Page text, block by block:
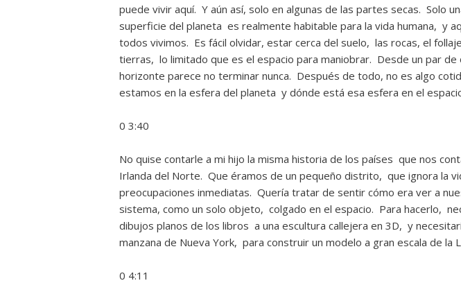
puede vivir aquí. Y aún así, solo en algunas de las partes secas. Solo
superficie del planeta es realmente habitable para la vida humana, y
todos vivimos. Es fácil olvidar, estar cerca del suelo, las rocas, el
tierras, lo limitado que es el espacio para maniobrar. Desde un par
horizonte parece no terminar nunca. Después de todo, no es algo
estamos en la esfera del planeta y dónde está esa esfera en el
0 3:40
No quise contarle a mi hijo la misma historia de los países que nos
Irlanda del Norte. Que éramos de un pequeño distrito, que ignora la
preocupaciones inmediatas. Quería tratar de sentir cómo era ver a
sistema, como un solo objeto, colgado en el espacio. Para hacerlo,
dibujos planos de los libros a una escultura callejera en 3D, y
manzana de Nueva York, para construir un modelo a gran escala de la
0 4:11